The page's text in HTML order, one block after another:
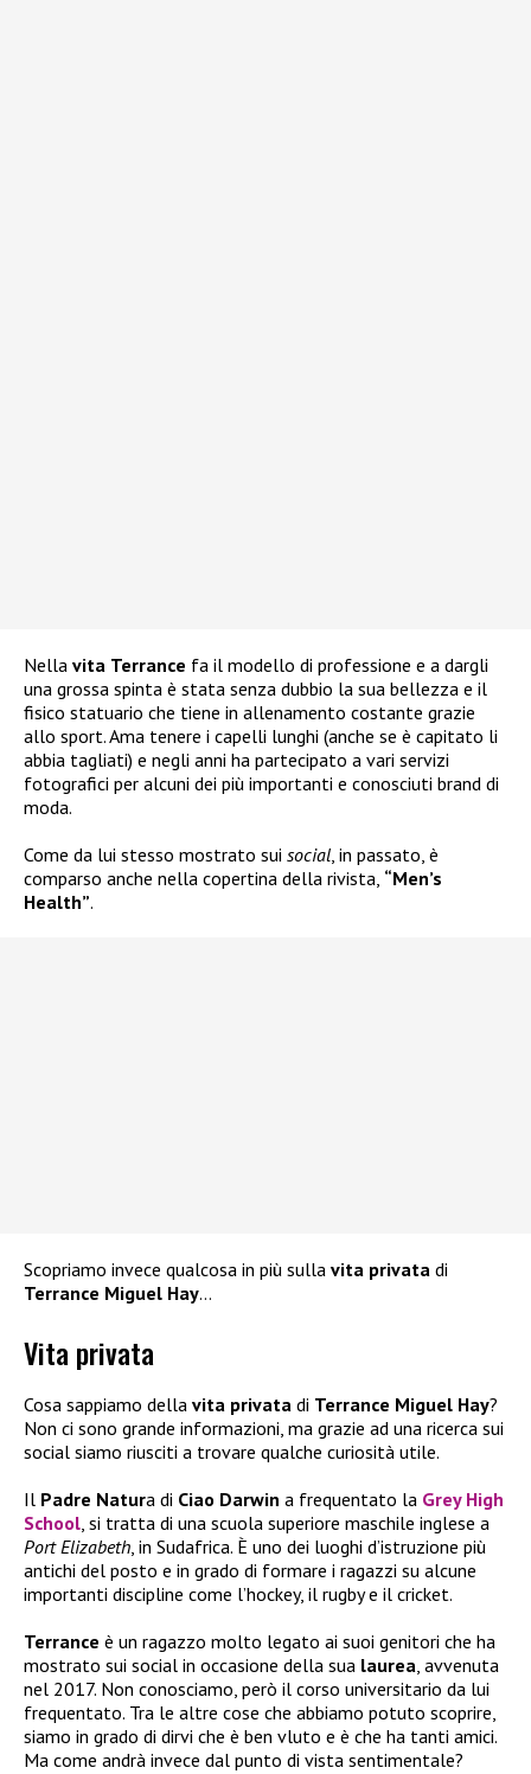
Nella vita Terrance fa il modello di professione e a dargli
una grossa spinta è stata senza dubbio la sua bellezza e il
fisico statuario che tiene in allenamento costante grazie
allo sport. Ama tenere i capelli lunghi (anche se è capitato li
abbia tagliati) e negli anni ha partecipato a vari servizi
fotografici per alcuni dei più importanti e conosciuti brand di
moda.
Come da lui stesso mostrato sui social , in passato, è
comparso anche nella copertina della rivista, “Men’s
Health”.
Scopriamo invece qualcosa in più sulla vita privata di
Terrance Miguel Hay…
Vita privata
Cosa sappiamo della vita privata di Terrance Miguel Hay?
Non ci sono grande informazioni, ma grazie ad una ricerca sui
social siamo riusciti a trovare qualche curiosità utile.
Il Padre Natura di Ciao Darwin a frequentato la Grey High
School, si tratta di una scuola superiore maschile inglese a
Port Elizabeth, in Sudafrica. È uno dei luoghi d’istruzione più
antichi del posto e in grado di formare i ragazzi su alcune
importanti discipline come l’hockey, il rugby e il cricket.
Terrance è un ragazzo molto legato ai suoi genitori che ha
mostrato sui social in occasione della sua laurea, avvenuta
nel 2017. Non conosciamo, però il corso universitario da lui
frequentato. Tra le altre cose che abbiamo potuto scoprire,
siamo in grado di dirvi che è ben vluto e è che ha tanti amici.
Ma come andrà invece dal punto di vista sentimentale?